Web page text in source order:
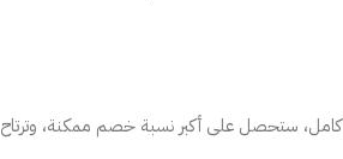
ستحصل على أكبر نسبة خصم ممكنة، وترتاح